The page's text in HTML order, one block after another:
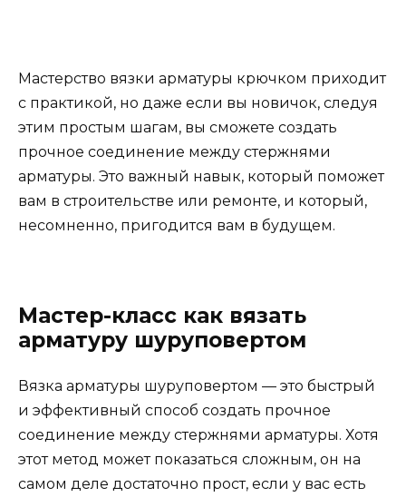
Мастерство вязки арматуры крючком приходит
с практикой, но даже если вы новичок, следуя
этим простым шагам, вы сможете создать
прочное соединение между стержнями
арматуры. Это важный навык, который поможет
вам в строительстве или ремонте, и который,
несомненно, пригодится вам в будущем.
Мастер-класс как вязать
арматуру шуруповертом
Вязка арматуры шуруповертом — это быстрый
и эффективный способ создать прочное
соединение между стержнями арматуры. Хотя
этот метод может показаться сложным, он на
самом деле достаточно прост, если у вас есть